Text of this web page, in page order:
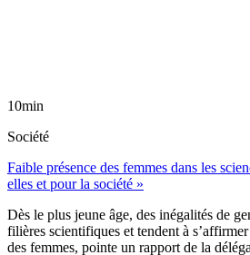
10min
Société
Faible présence des femmes dans les
elles et pour la société »
Dès le plus jeune âge, des inégalités de
filières scientifiques et tendent à
des femmes, pointe un rapport de la